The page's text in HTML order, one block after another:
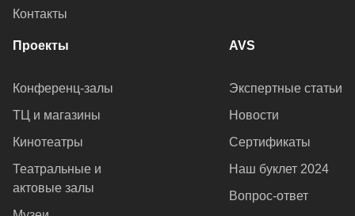
Контакты
Проекты
Конференц-залы
ТЦ и магазины
Кинотеатры
Театральные и
актовые залы
AVS
Экспертные статьи
Новости
Сертификаты
Наш буклет 2024
Вопрос-ответ